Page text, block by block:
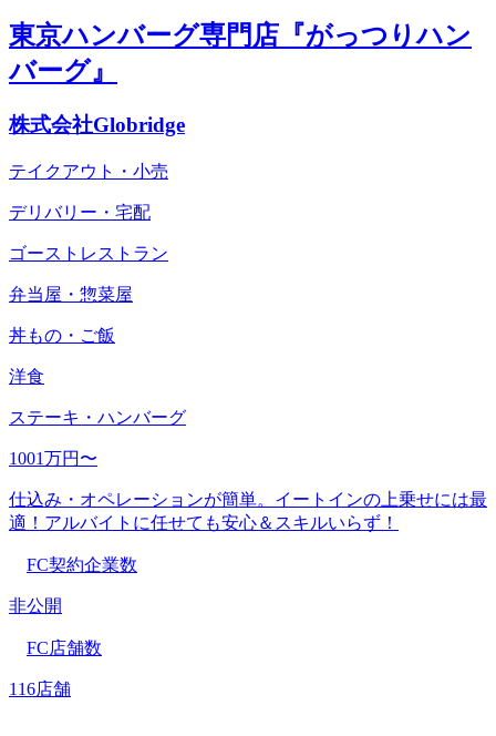
東京ハンバーグ専門店『がっつりハン
バーグ』
株式会社Globridge
テイクアウト・小売
デリバリー・宅配
ゴーストレストラン
弁当屋・惣菜屋
丼もの・ご飯
洋食
ステーキ・ハンバーグ
1001万円〜
仕込み・オペレーションが簡単。イートインの上乗せには最
適！アルバイトに任せても安心＆スキルいらず！
FC契約企業数
非公開
FC店舗数
116店舗